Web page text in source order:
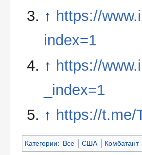
↑ https://
index=1
↑ https://
_index=1
↑ https://t.me/
Категории: Все США Комбатант